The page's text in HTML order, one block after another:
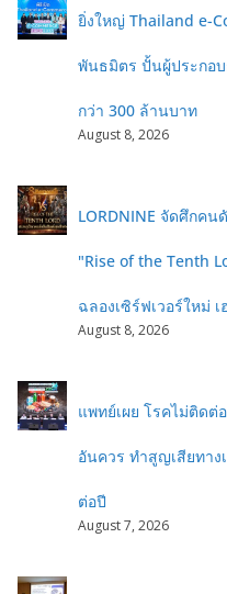
ยิ่งใหญ่ Thailand e-
พันธมิตร ปั้นผู้ประกอ
กว่า 300 ล้านบาท
August 8, 2026
LORDNINE จัดศึกค
"Rise of the Tenth
ฉลองเซิร์ฟเวอร์ใหม่ เ
August 8, 2026
แพทย์เผย โรคไม่ติดต่
อันควร ทำสูญเสียทา
ต่อปี
August 7, 2026